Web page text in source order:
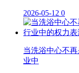
2026-05-12 0
当洗浴中心不
业中